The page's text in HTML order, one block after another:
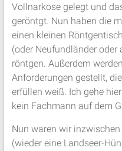
Vollnarkose gelegt und
geröntgt. Nun haben die
einen kleinen
(oder Neufundländer oder
röntgen. Außerdem
Anforderungen gestellt,
erfüllen weiß. Ich gehe
kein Fachmann auf dem
Nun waren wir
(wieder eine Landseer-